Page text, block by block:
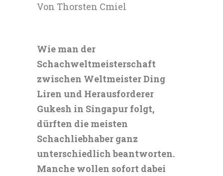
Von Thorsten Cmiel
Wie man der
Schachweltmeisterschaft
zwischen Weltmeister Ding
Liren und Herausforderer
Gukesh in Singapur folgt,
dürften die meisten
Schachliebhaber ganz
unterschiedlich beantworten.
Manche wollen sofort dabei